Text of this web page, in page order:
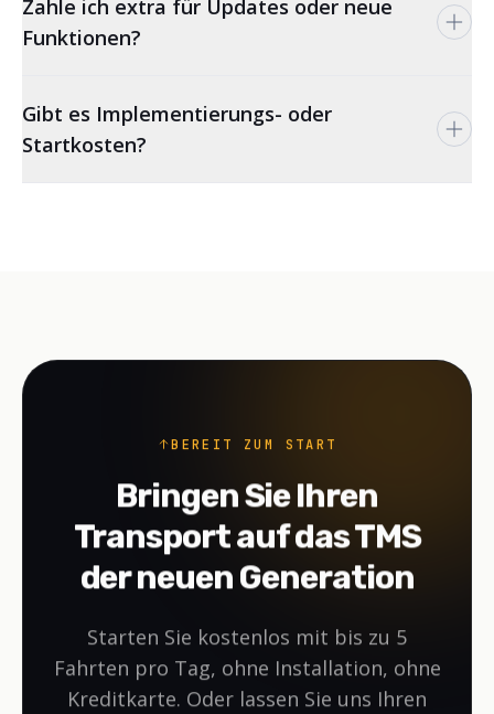
Zahle ich extra für Updates oder neue
Funktionen?
Gibt es Implementierungs- oder
Startkosten?
BEREIT ZUM START
Bringen Sie Ihren
Transport auf das TMS
der neuen Generation
Starten Sie kostenlos mit bis zu 5
Fahrten pro Tag, ohne Installation, ohne
Kreditkarte. Oder lassen Sie uns Ihren